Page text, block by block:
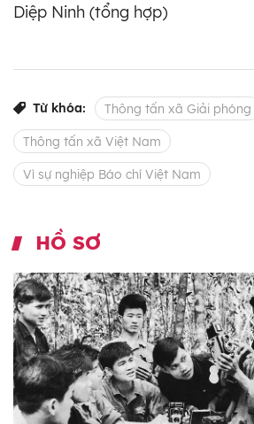
Diệp Ninh (tổng hợp)
Từ khóa: Thông tấn xã Giải phóng
Thông tấn xã Việt Nam
Vì sự nghiệp Báo chí Việt Nam
HỒ SƠ